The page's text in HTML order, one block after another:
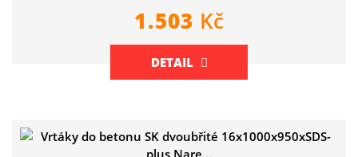
1.503 Kč
DETAIL